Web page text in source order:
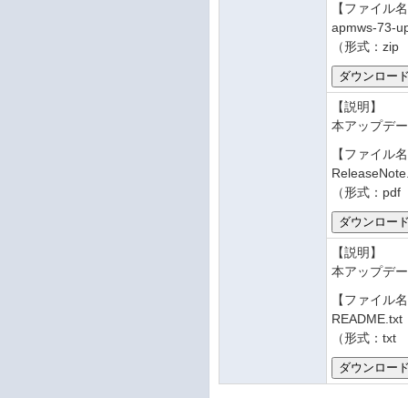
【ファイル
apmws-73-
（形式：
【説明】
本アップデ
【ファイル
（形式：
【説明】
本アップデ
【ファイル
README.txt
（形式：txt